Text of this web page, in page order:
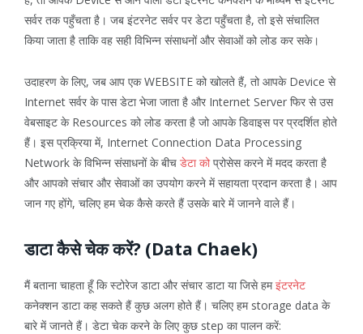
सर्वर तक पहुँचता है। जब इंटरनेट सर्वर पर डेटा पहुँचता है, तो इसे संचालित
किया जाता है ताकि वह सही विभिन्न संसाधनों और सेवाओं को लोड कर सके।
उदाहरण के लिए, जब आप एक WEBSITE को खोलते हैं, तो आपके Device से
Internet सर्वर के पास डेटा भेजा जाता है और Internet Server फिर से उस
वेबसाइट के Resources को लोड करता है जो आपके डिवाइस पर प्रदर्शित होते
हैं। इस प्रक्रिया में, Internet Connection Data Processing
Network के विभिन्न संसाधनों के बीच डेटा कोप्रोसेस करने में मदद करता है
और आपको संचार और सेवाओं का उपयोग करने में सहायता प्रदान करता है। आप
जान गए होंगे, चलिए हम चेक कैसे करते हैं उसके बारे में जानने वाले हैं।
डाटा कैसे चेक करें? (Data Chaek)
मैं बताना चाहता हूँ कि स्टोरेज डाटा और संचार डाटा या जिसे हमइंटरनेट
कनेक्शन डाटा कह सकते हैं कुछ अलग होते हैं। चलिए हम storage data के
बारे में जानते हैं। डेटा चेक करने के लिए कुछ step का पालन करें: